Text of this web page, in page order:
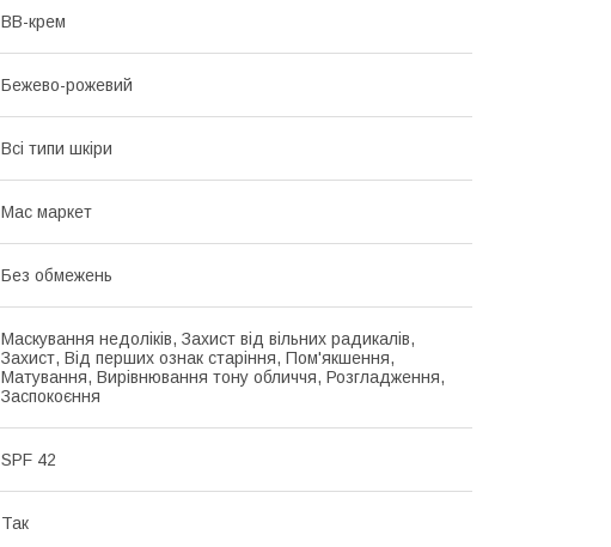
BB-крем
Бежево-рожевий
Всі типи шкіри
Мас маркет
Без обмежень
Маскування недоліків, Захист від вільних радикалів,
Захист, Від перших ознак старіння, Пом'якшення,
Матування, Вирівнювання тону обличчя, Розгладження,
Заспокоєння
SPF 42
Так